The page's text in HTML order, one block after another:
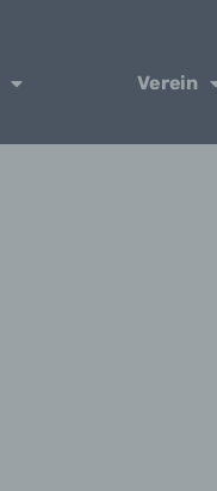
Verein